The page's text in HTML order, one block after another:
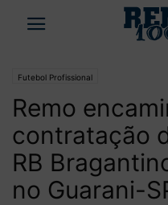
Futebol Profissional
Remo
contratação
RB
no Guarani-